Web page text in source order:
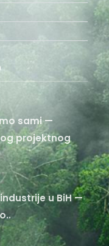
sami —
projektnog
u BiH —